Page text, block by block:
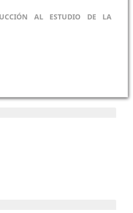
AL ESTUDIO DE LA